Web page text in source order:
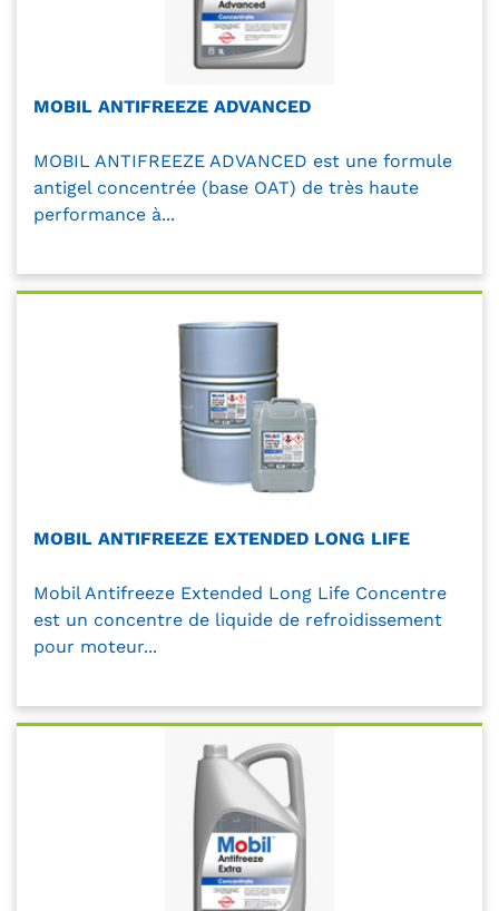
MOBIL ANTIFREEZE ADVANCED
MOBIL ANTIFREEZE ADVANCED est une formule
antigel concentrée (base OAT) de très haute
performance à...
MOBIL ANTIFREEZE EXTENDED LONG LIFE
Mobil Antifreeze Extended Long Life Concentre
est un concentre de liquide de refroidissement
pour moteur...